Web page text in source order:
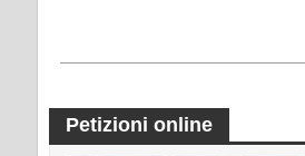
Petizioni online